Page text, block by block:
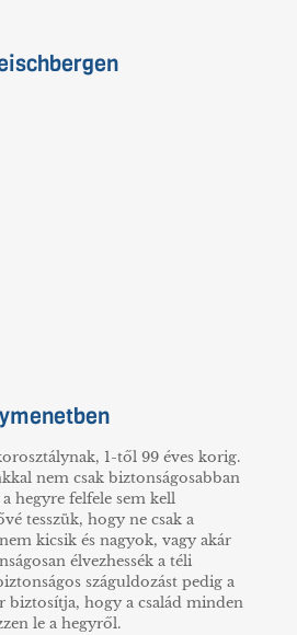
1-től 99 éves korig.
nem csak biztonságosabban
hegyre felfele sem kell
tesszük, hogy ne csak a
kicsik és nagyok, vagy akár
élvezhessék a téli
száguldozást pedig a
biztosítja, hogy a család minden
le a hegyről.